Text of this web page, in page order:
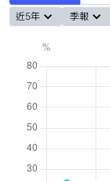
近5年 季報